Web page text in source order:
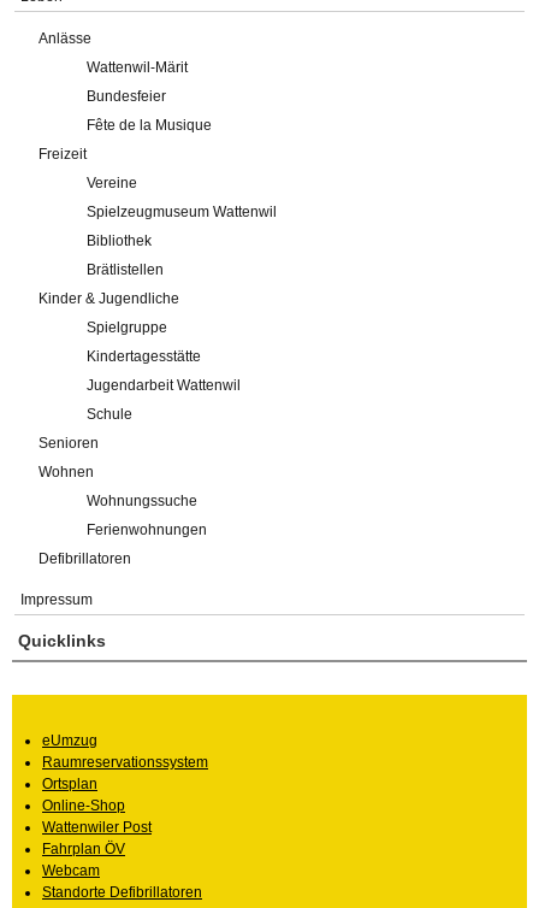
Anlässe
Wattenwil-Märit
Bundesfeier
Fête de la Musique
Freizeit
Vereine
Spielzeugmuseum Wattenwil
Bibliothek
Brätlistellen
Kinder & Jugendliche
Spielgruppe
Kindertagesstätte
Jugendarbeit Wattenwil
Schule
Senioren
Wohnen
Wohnungssuche
Ferienwohnungen
Defibrillatoren
Impressum
Quicklinks
eUmzug
Raumreservationssystem
Ortsplan
Online-Shop
Wattenwiler Post
Fahrplan ÖV
Webcam
Standorte Defibrillatoren